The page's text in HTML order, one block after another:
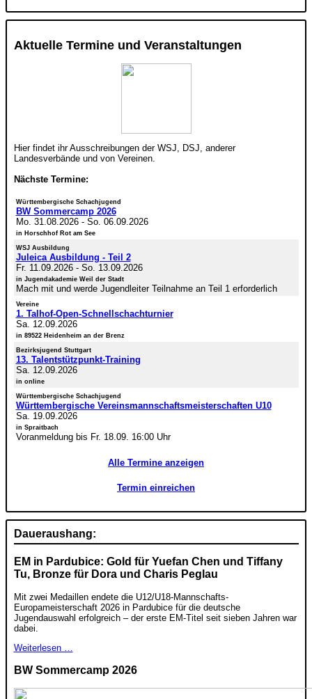
Aktuelle Termine und Veranstaltungen
Hier findet ihr Ausschreibungen der WSJ, DSJ, anderer
Landesverbände und von Vereinen.
Nächste Termine:
Württembergische Schachjugend
BW Sommercamp 2026
Mo. 31.08.2026- So. 06.09.2026
in Horschhof Rot am See
WSJ Ausbildung
Juleica Ausbildung - Teil 2
Fr. 11.09.2026- So. 13.09.2026
in Jugendakademie Weil der Stadt
Mach mit und werde Jugendleiter Teilnahme an Teil 1 erforderlich
Vereine
1. Talhof-Open-Schnellschachturnier
Sa. 12.09.2026
in 89522 Heidenheim an der Brenz
Bezirksjugend Stuttgart
13. Talentstützpunkt-Training
Sa. 12.09.2026
in online
Württembergische Schachjugend
Württembergische Vereinsmannschaftsmeisterschaften U10
Sa. 19.09.2026
in Spraitbach
Voranmeldung bis Fr. 18.09. 16:00 Uhr
Alle Termine anzeigen
Termin einreichen
Daueraushang:
EM in Pardubice: Gold für Yuefan Chen und Tiffany
Tu, Bronze für Dora und Charis Peglau
Mit zwei Medaillen endete die U12/U18-Mannschafts-
Europameisterschaft 2026 in Pardubice für die deutsche
Jugendauswahl erfolgreich – der erste EM-Titel seit sieben Jahren war
dabei.
Weiterlesen …
BW Sommercamp 2026